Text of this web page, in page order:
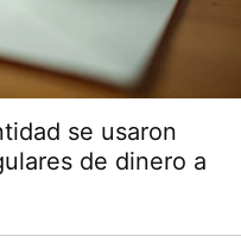
se usaron
de dinero a